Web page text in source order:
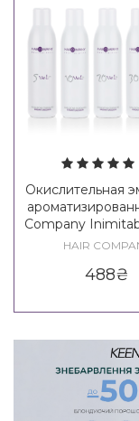
Окислительная
Company
Oxidant
HAIR
488₴